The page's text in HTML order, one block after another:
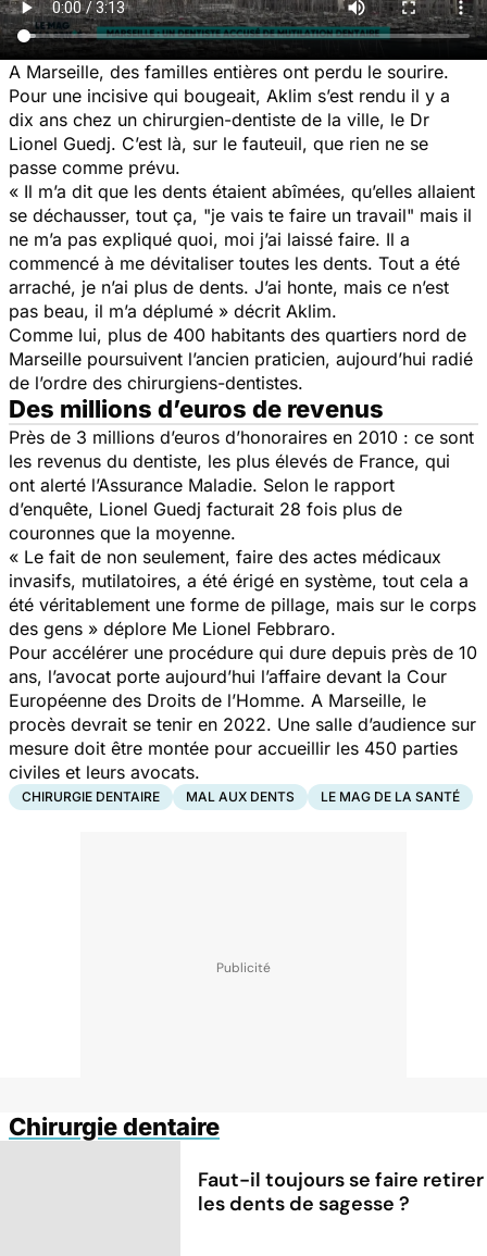
A Marseille, des familles entières ont perdu le sourire.
Pour une incisive qui bougeait, Aklim s’est rendu il y a
dix ans chez un chirurgien-dentiste de la ville, le Dr
Lionel Guedj. C’est là, sur le fauteuil, que rien ne se
passe comme prévu.
« Il m’a dit que les dents étaient abîmées, qu’elles allaient
se déchausser, tout ça, "je vais te faire un travail" mais il
ne m’a pas expliqué quoi, moi j’ai laissé faire. Il a
commencé à me dévitaliser toutes les dents. Tout a été
arraché, je n’ai plus de dents. J’ai honte, mais ce n’est
pas beau, il m’a déplumé » décrit Aklim.
Comme lui, plus de 400 habitants des quartiers nord de
Marseille poursuivent l’ancien praticien, aujourd’hui radié
de l’ordre des chirurgiens-dentistes.
Des millions d’euros de revenus
Près de 3 millions d’euros d’honoraires en 2010 : ce sont
les revenus du dentiste, les plus élevés de France, qui
ont alerté l’Assurance Maladie. Selon le rapport
d’enquête, Lionel Guedj facturait 28 fois plus de
couronnes que la moyenne.
« Le fait de non seulement, faire des actes médicaux
invasifs, mutilatoires, a été érigé en système, tout cela a
été véritablement une forme de pillage, mais sur le corps
des gens » déplore Me Lionel Febbraro.
Pour accélérer une procédure qui dure depuis près de 10
ans, l’avocat porte aujourd’hui l’affaire devant la Cour
Européenne des Droits de l’Homme. A Marseille, le
procès devrait se tenir en 2022. Une salle d’audience sur
mesure doit être montée pour accueillir les 450 parties
civiles et leurs avocats.
CHIRURGIE DENTAIRE MAL AUX DENTS LE MAG DE LA SANTÉ
Chirurgie dentaire
Faut-il toujours se faire retirer
les dents de sagesse ?